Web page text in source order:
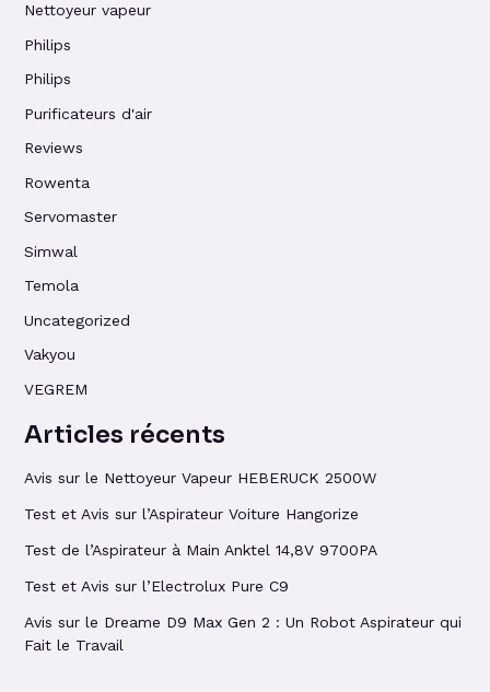
Nettoyeur vapeur
Philips
Philips
Purificateurs d'air
Reviews
Rowenta
Servomaster
Simwal
Temola
Uncategorized
Vakyou
VEGREM
Articles récents
Avis sur le Nettoyeur Vapeur HEBERUCK 2500W
Test et Avis sur l’Aspirateur Voiture Hangorize
Test de l’Aspirateur à Main Anktel 14,8V 9700PA
Test et Avis sur l’Electrolux Pure C9
Avis sur le Dreame D9 Max Gen 2 : Un Robot Aspirateur qui
Fait le Travail